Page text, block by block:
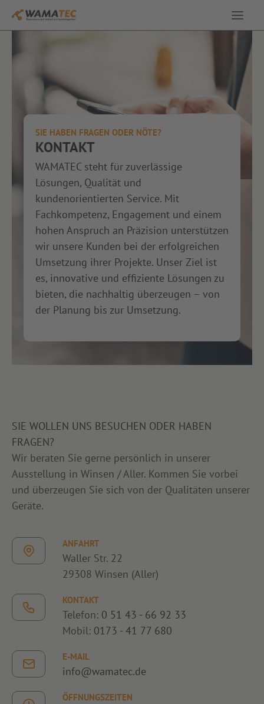
Service & Leistungen
Ausstellung
Angebote
Kontakt
SIE HABEN FRAGEN ODER NÖTE?
KONTAKT
WAMATEC steht für zuverlässige
Lösungen, Qualität und
kundenorientierten Service. Mit
Fachkompetenz, Engagement und einem
hohen Anspruch an Präzision unterstützen
wir unsere Kunden bei der erfolgreichen
Umsetzung ihrer Projekte. Unser Ziel ist
es, innovative und effiziente Lösungen zu
bieten, die nachhaltig überzeugen – von
der Planung bis zur Umsetzung.
SIE WOLLEN UNS BESUCHEN ODER HABEN
FRAGEN?
Wir beraten Sie gerne persönlich in unserer
Ausstellung in Winsen / Aller. Kommen Sie vorbei
und überzeugen Sie sich von der Qualitäten unserer
Geräte.
ANFAHRT
Waller Str. 22
29308 Winsen (Aller)
KONTAKT
Telefon: 0 51 43 - 66 92 33
Mobil: 0173 - 41 77 680
E-MAIL
info@wamatec.de
ÖFFNUNGSZEITEN